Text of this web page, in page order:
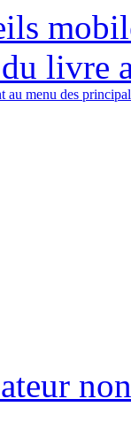
livre
au menu des